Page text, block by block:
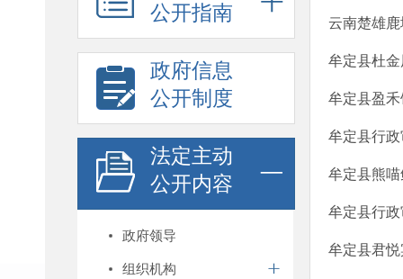
公开指南
政府信息
公开制度
法定主动
公开内容
政府领导
组织机构
云南楚雄
牟定县杜
牟定县盈
牟定县行
牟定县熊
牟定县行
牟定县君